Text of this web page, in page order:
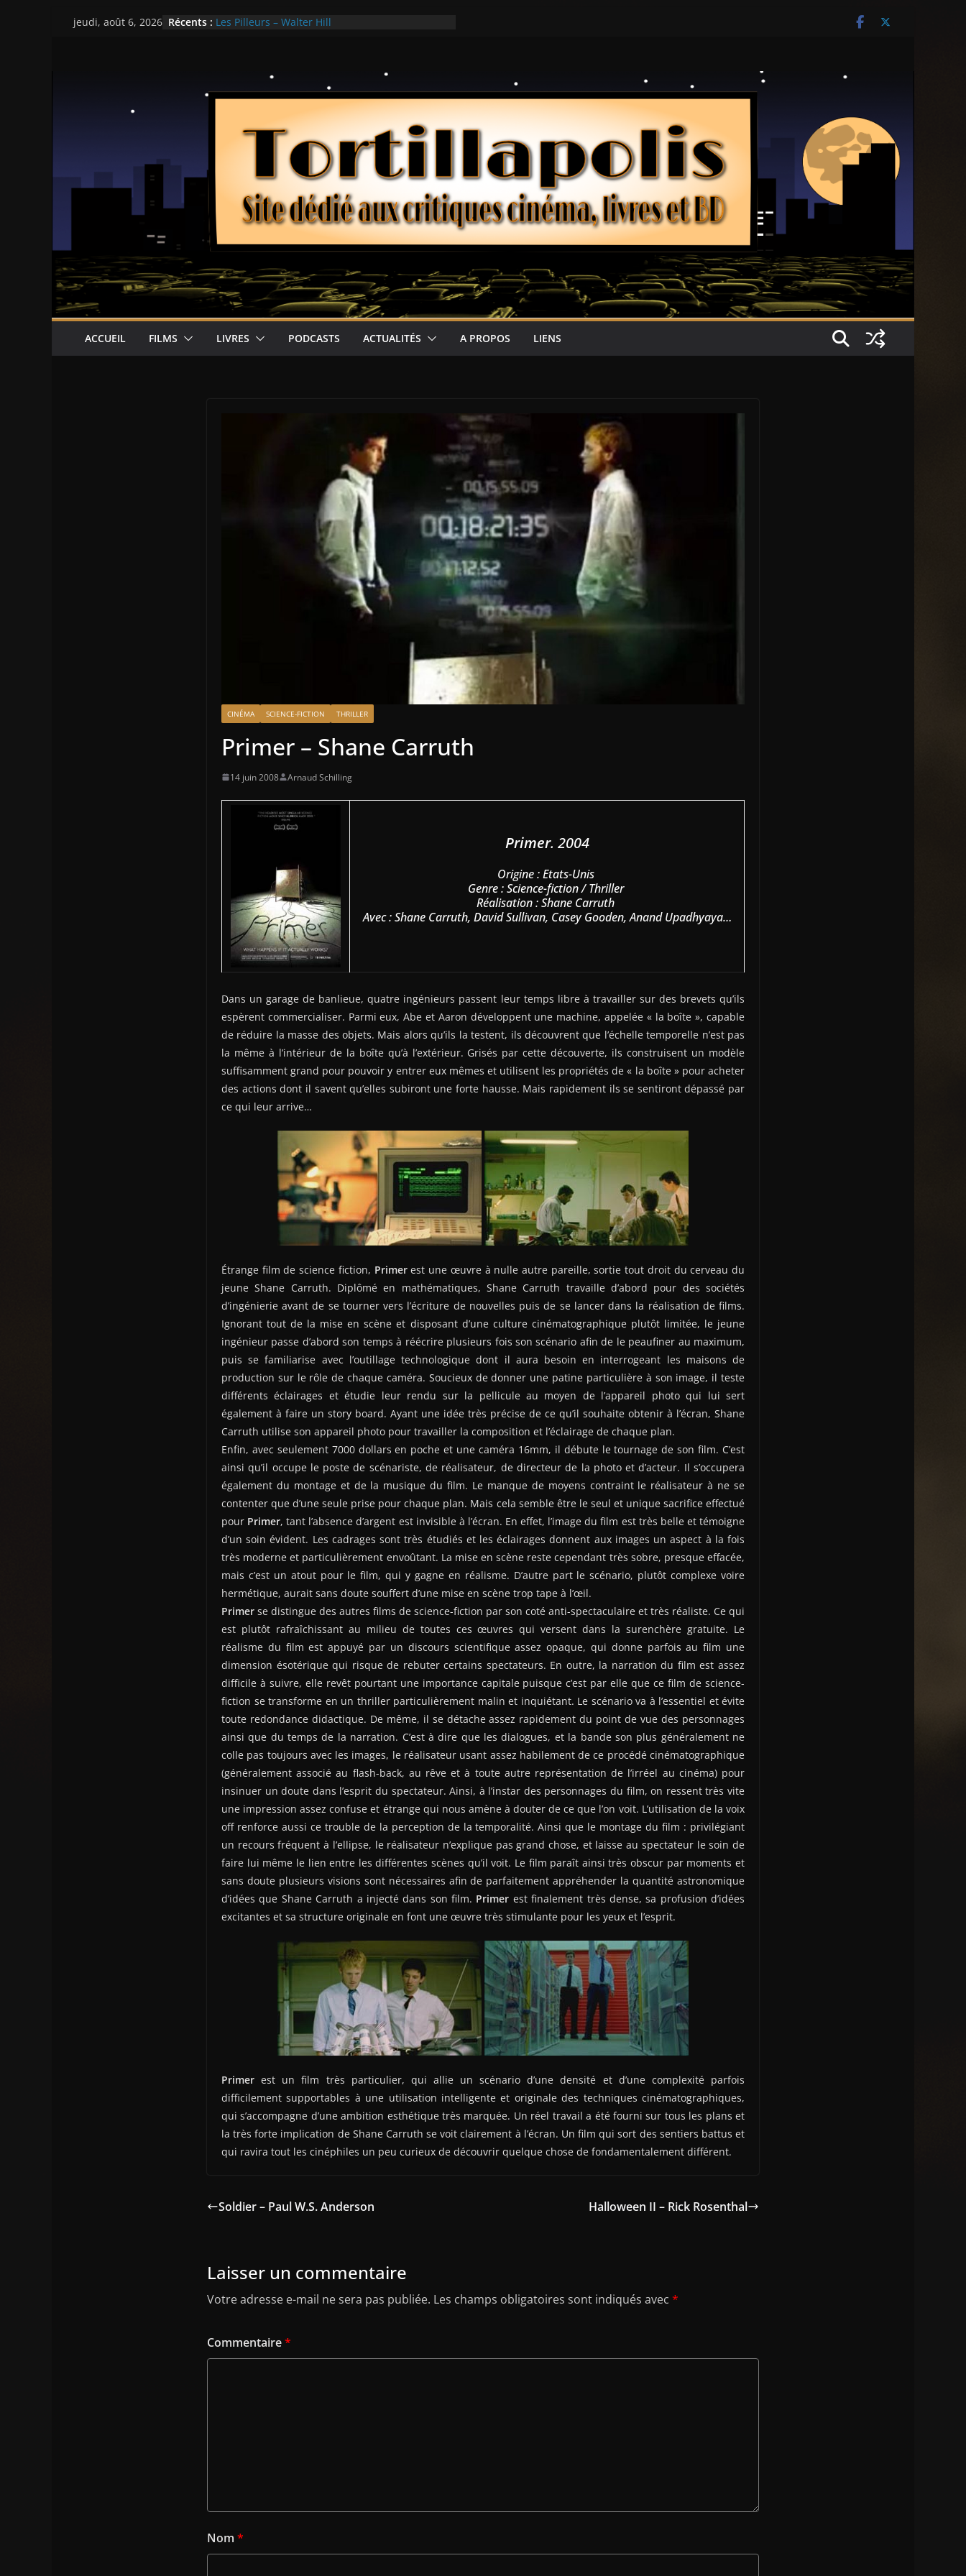
Passerjeudi, août 6, 2026 Récents : Les Pilleurs – Walter Hill
Histoires fantastiques 2-15 : Lucy – Nick Castle
ACCUEIL FILMS LIVRES PODCASTS ACTUALITÉS A PROPOS LIENS
CINÉMA SCIENCE-FICTION THRILLER
Primer – Shane Carruth
14 juin 2008 Arnaud Schilling
Primer. 2004
Origine : Etats-Unis
Genre : Science-fiction / Thriller
Réalisation : Shane Carruth
Avec : Shane Carruth, David Sullivan, Casey Gooden, Anand Upadhyaya…
Dans un garage de banlieue, quatre ingénieurs passent leur temps libre à travailler sur des brevets qu’ils
espèrent commercialiser. Parmi eux, Abe et Aaron développent une machine, appelée « la boîte », capable
de réduire la masse des objets. Mais alors qu’ils la testent, ils découvrent que l’échelle temporelle n’est pas
la même à l’intérieur de la boîte qu’à l’extérieur. Grisés par cette découverte, ils construisent un modèle
suffisamment grand pour pouvoir y entrer eux mêmes et utilisent les propriétés de « la boîte » pour acheter
des actions dont il savent qu’elles subiront une forte hausse. Mais rapidement ils se sentiront dépassé par
ce qui leur arrive…
Étrange film de science fiction, Primerest une œuvre à nulle autre pareille, sortie tout droit du cerveau du
jeune Shane Carruth. Diplômé en mathématiques, Shane Carruth travaille d’abord pour des sociétés
d’ingénierie avant de se tourner vers l’écriture de nouvelles puis de se lancer dans la réalisation de films.
Ignorant tout de la mise en scène et disposant d’une culture cinématographique plutôt limitée, le jeune
ingénieur passe d’abord son temps à réécrire plusieurs fois son scénario afin de le peaufiner au maximum,
puis se familiarise avec l’outillage technologique dont il aura besoin en interrogeant les maisons de
production sur le rôle de chaque caméra. Soucieux de donner une patine particulière à son image, il teste
différents éclairages et étudie leur rendu sur la pellicule au moyen de l’appareil photo qui lui sert
également à faire un story board. Ayant une idée très précise de ce qu’il souhaite obtenir à l’écran, Shane
Carruth utilise son appareil photo pour travailler la composition et l’éclairage de chaque plan.
Enfin, avec seulement 7000 dollars en poche et une caméra 16mm, il débute le tournage de son film. C’est
ainsi qu’il occupe le poste de scénariste, de réalisateur, de directeur de la photo et d’acteur. Il s’occupera
également du montage et de la musique du film. Le manque de moyens contraint le réalisateur à ne se
contenter que d’une seule prise pour chaque plan. Mais cela semble être le seul et unique sacrifice effectué
pour Primer, tant l’absence d’argent est invisible à l’écran. En effet, l’image du film est très belle et témoigne
d’un soin évident. Les cadrages sont très étudiés et les éclairages donnent aux images un aspect à la fois
très moderne et particulièrement envoûtant. La mise en scène reste cependant très sobre, presque effacée,
mais c’est un atout pour le film, qui y gagne en réalisme. D’autre part le scénario, plutôt complexe voire
hermétique, aurait sans doute souffert d’une mise en scène trop tape à l’œil.
Primer se distingue des autres films de science-fiction par son coté anti-spectaculaire et très réaliste. Ce qui
est plutôt rafraîchissant au milieu de toutes ces œuvres qui versent dans la surenchère gratuite. Le
réalisme du film est appuyé par un discours scientifique assez opaque, qui donne parfois au film une
dimension ésotérique qui risque de rebuter certains spectateurs. En outre, la narration du film est assez
difficile à suivre, elle revêt pourtant une importance capitale puisque c’est par elle que ce film de science-
fiction se transforme en un thriller particulièrement malin et inquiétant. Le scénario va à l’essentiel et évite
toute redondance didactique. De même, il se détache assez rapidement du point de vue des personnages
ainsi que du temps de la narration. C’est à dire que les dialogues, et la bande son plus généralement ne
colle pas toujours avec les images, le réalisateur usant assez habilement de ce procédé cinématographique
(généralement associé au flash-back, au rêve et à toute autre représentation de l’irréel au cinéma) pour
insinuer un doute dans l’esprit du spectateur. Ainsi, à l’instar des personnages du film, on ressent très vite
une impression assez confuse et étrange qui nous amène à douter de ce que l’on voit. L’utilisation de la voix
off renforce aussi ce trouble de la perception de la temporalité. Ainsi que le montage du film : privilégiant
un recours fréquent à l’ellipse, le réalisateur n’explique pas grand chose, et laisse au spectateur le soin de
faire lui même le lien entre les différentes scènes qu’il voit. Le film paraît ainsi très obscur par moments et
sans doute plusieurs visions sont nécessaires afin de parfaitement appréhender la quantité astronomique
d’idées que Shane Carruth a injecté dans son film. Primer est finalement très dense, sa profusion d’idées
excitantes et sa structure originale en font une œuvre très stimulante pour les yeux et l’esprit.
Primer est un film très particulier, qui allie un scénario d’une densité et d’une complexité parfois
difficilement supportables à une utilisation intelligente et originale des techniques cinématographiques,
qui s’accompagne d’une ambition esthétique très marquée. Un réel travail a été fourni sur tous les plans et
la très forte implication de Shane Carruth se voit clairement à l’écran. Un film qui sort des sentiers battus et
qui ravira tout les cinéphiles un peu curieux de découvrir quelque chose de fondamentalement différent.
Soldier – Paul W.S. Anderson Halloween II – Rick Rosenthal
Laisser un commentaire
Votre adresse e-mail ne sera pas publiée. Les champs obligatoires sont indiqués avec *
Commentaire*
Nom *